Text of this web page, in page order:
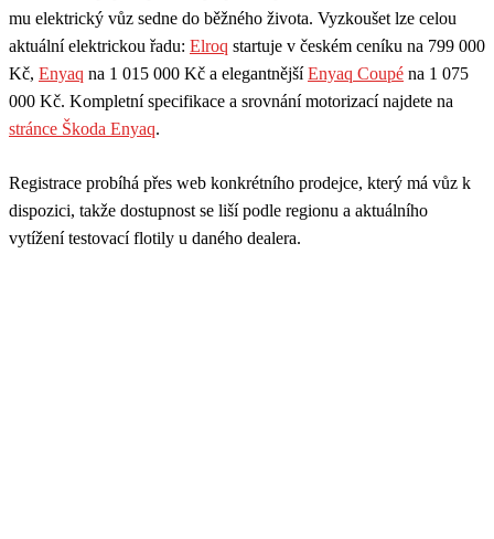
mu elektrický vůz sedne do běžného života. Vyzkoušet lze celou
aktuální elektrickou řadu: Elroq startuje v českém ceníku na 799 000
Kč, Enyaq na 1 015 000 Kč a elegantnějšíEnyaq Coupé na 1 075
000 Kč. Kompletní specifikace a srovnání motorizací najdete na
stránce Škoda Enyaq.
Registrace probíhá přes web konkrétního prodejce, který má vůz k
dispozici, takže dostupnost se liší podle regionu a aktuálního
vytížení testovací flotily u daného dealera.